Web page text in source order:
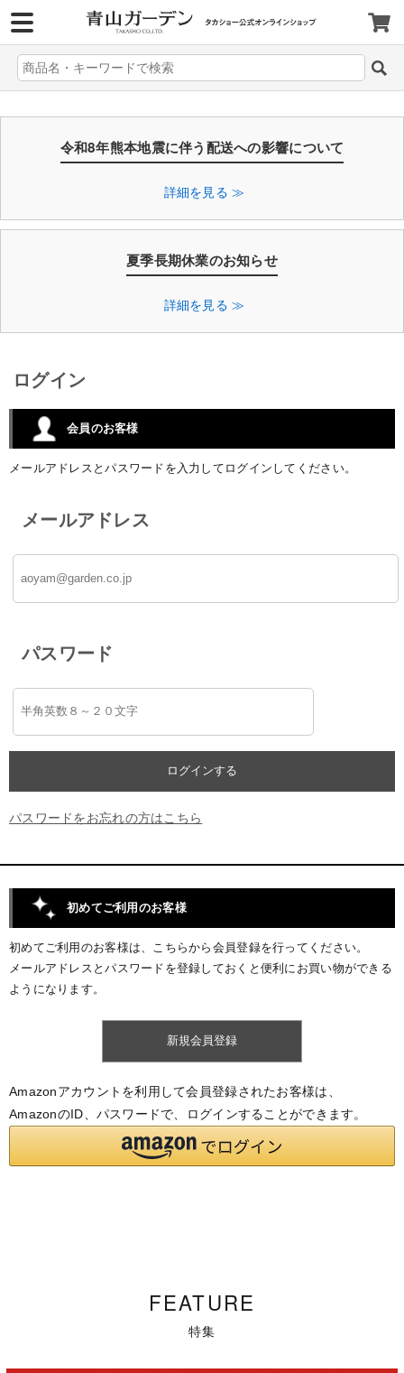
令和8年熊本地震に伴う配送への影響について
詳細を見る ≫
夏季長期休業のお知らせ
詳細を見る ≫
ログイン
会員のお客様
メールアドレスとパスワードを入力してログインしてください。
メールアドレス
パスワード
パスワードをお忘れの方はこちら
初めてご利用のお客様
初めてご利用のお客様は、こちらから会員登録を行ってください。
メールアドレスとパスワードを登録しておくと便利にお買い物ができる
ようになります。
Amazonアカウントを利用して会員登録されたお客様は、
AmazonのID、パスワードで、ログインすることができます。
FEATURE
特集